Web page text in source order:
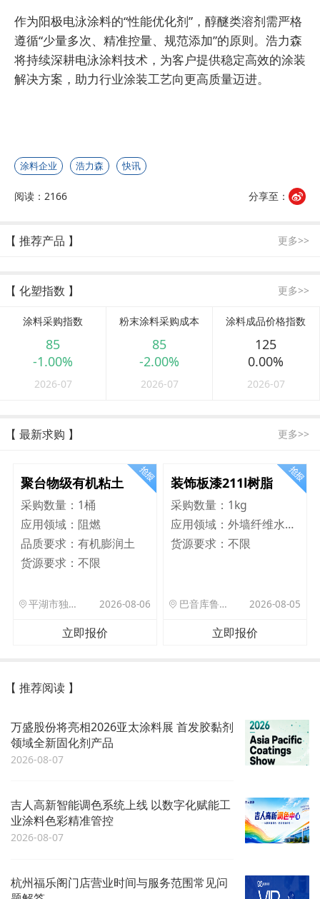
作为阳极电泳涂料的“性能优化剂”，醇醚类溶剂需严格
遵循“少量多次、精准控量、规范添加”的原则。浩力森
将持续深耕电泳涂料技术，为客户提供稳定高效的涂装
解决方案，助力行业涂装工艺向更高质量迈进。
涂料企业 浩力森 快讯
阅读：2166 分享至：
【 推荐产品 】 更多>>
【 化塑指数 】 更多>>
涂料采购指数
85
-1.00%
2026-07
粉末涂料采购成本
85
-2.00%
2026-07
涂料成品价格指数
125
0.00%
2026-07
【 最新求购 】 更多>>
聚台物级有机粘土
采购数量： 1桶
应用领域： 阻燃
品质要求： 有机膨润土
货源要求： 不限
平湖市独山港镇集港路 589 号 2026-08-06
立即报价
装饰板漆211l树脂
采购数量： 1kg
应用领域：
外墙纤维水泥板
货源要求：不限
巴音库鲁提镇,托帕口岸六号库房 2026-08-05
立即报价
【 推荐阅读 】
万盛股份将亮相2026亚太涂料展 首发胶黏剂
领域全新固化剂产品
2026-08-07
吉人高新智能调色系统上线 以数字化赋能工
业涂料色彩精准管控
2026-08-07
杭州福乐阁门店营业时间与服务范围常见问